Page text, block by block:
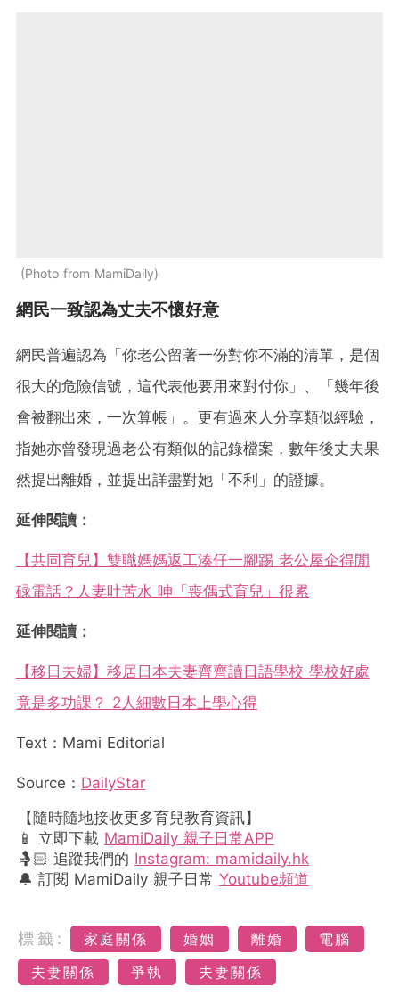
Photo from MamiDaily
網民一致認為丈夫不懷好意
網民普遍認為「你老公留著一份對你不滿的清單，是個
很大的危險信號，這代表他要用來對付你」、「幾年後
會被翻出來，一次算帳」。更有過來人分享類似經驗，
指她亦曾發現過老公有類似的記錄檔案，數年後丈夫果
然提出離婚，並提出詳盡對她「不利」的證據。
延伸閱讀：
【共同育兒】雙職媽媽返工湊仔一腳踢 老公屋企得閒
碌電話？人妻吐苦水 呻「喪偶式育兒」很累
延伸閱讀：
【移日夫婦】移居日本夫妻齊齊讀日語學校 學校好處
竟是多功課？ 2人細數日本上學心得
Text：Mami Editorial
Source： DailyStar
【隨時隨地接收更多育兒教育資訊】
📱 立即下載 MamiDaily 親子日常APP
🤱🏻 追蹤我們的 Instagram: mamidaily.hk
🔔 訂閱 MamiDaily 親子日常 Youtube頻道
標籤: 家庭關係 婚姻 離婚
電腦
夫妻關係
爭執 夫妻關係